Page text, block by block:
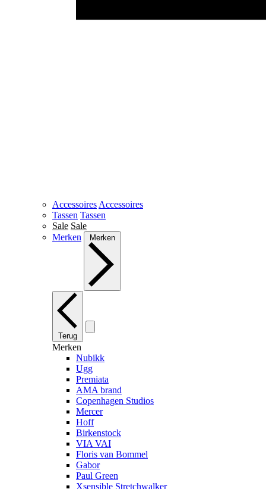
Accessoires Accessoires
Tassen Tassen
Sale Sale
Merken
Merken
Terug
Merken
Nubikk
Ugg
Premiata
AMA brand
Copenhagen Studios
Mercer
Hoff
Birkenstock
VIA VAI
Floris van Bommel
Gabor
Paul Green
Xsensible Stretchwalker